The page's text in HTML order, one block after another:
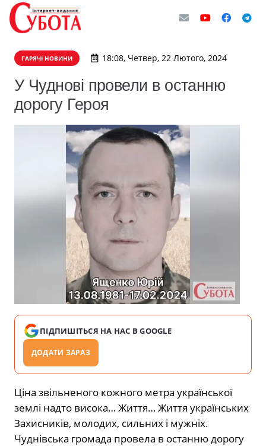
ГАРЯЧІ НОВИНИ 18:08, Четвер, 22 Лютого, 2024
У Чуднові провели в останню
дорогу Героя
ПІДПИШІТЬСЯ НА НАС В GOOGLE
ДОДАТИ ЗАРАЗ
Ціна звільненого кожного метра української
землі надто висока… Життя… Життя українських
Захисників, молодих, сильних і мужніх.
Чуднівська громада провела в останню дорогу